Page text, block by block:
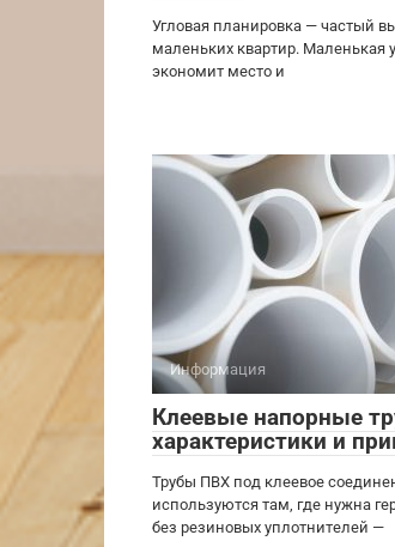
Угловая планировка — частый
маленьких квартир. Маленькая
экономит место и
Информация
Клеевые напорные
характеристики и
Трубы ПВХ под клеевое
используются там, где нужна
без резиновых уплотнителей —